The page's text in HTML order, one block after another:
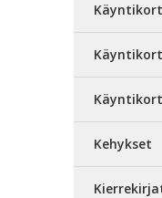
Kehykset